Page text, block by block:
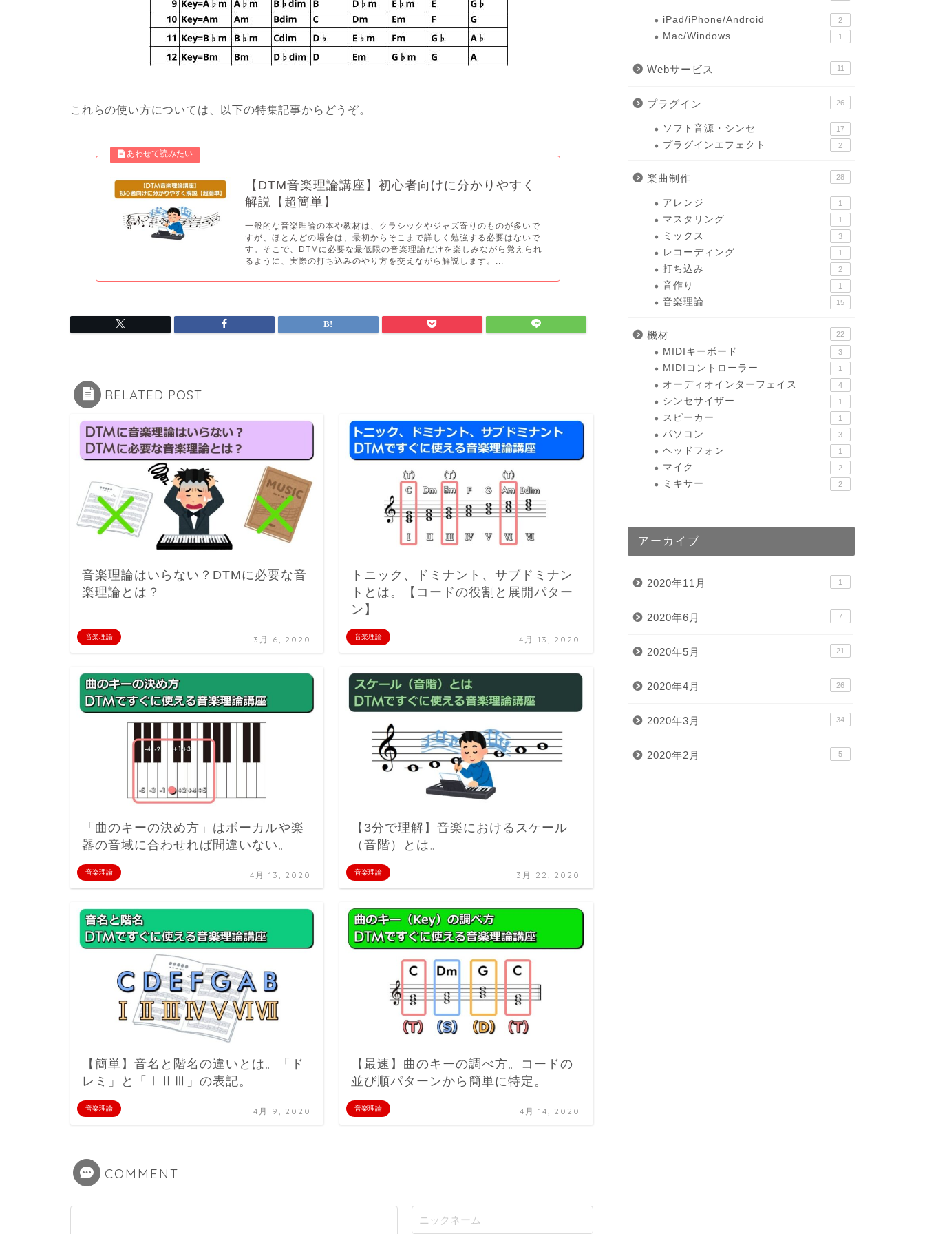
これらの使い方については、以下の特集記事からどうぞ。
【DTM音楽理論講座】初心者向けに分かりやすく
解説【超簡単】
一般的な音楽理論の本や教材は、クラシックやジャズ寄りのものが多いで
すが、ほとんどの場合は、最初からそこまで詳しく勉強する必要はないで
す。そこで、DTMに必要な最低限の音楽理論だけを楽しみながら覚えられ
るように、実際の打ち込みのやり方を交えながら解説します。...
RELATED POST
音楽理論
音楽理論はいらない？DTMに必要な音
楽理論とは？
3月 6, 2020 音楽理論
トニック、ドミナント、サブドミナン
トとは。【コードの役割と展開パター
ン】
4月 13, 2020
音楽理論
「曲のキーの決め方」はボーカルや楽
器の音域に合わせれば間違いない。
4月 13, 2020 音楽理論
【3分で理解】音楽におけるスケール
（音階）とは。
3月 22, 2020
音楽理論
【簡単】音名と階名の違いとは。「ド
レミ」と「ⅠⅡⅢ」の表記。
4月 9, 2020 音楽理論
【最速】曲のキーの調べ方。コードの
並び順パターンから簡単に特定。
4月 14, 2020
COMMENT
iPad/iPhone/Android 2
Mac/Windows 1
Webサービス 11
プラグイン 26
ソフト音源・シンセ 17
プラグインエフェクト 2
楽曲制作 28
アレンジ 1
マスタリング 1
ミックス 3
レコーディング 1
打ち込み 2
音作り 1
音楽理論 15
機材 22
MIDIキーボード 3
MIDIコントローラー 1
オーディオインターフェイス 4
シンセサイザー 1
スピーカー 1
パソコン 3
ヘッドフォン 1
マイク 2
ミキサー 2
アーカイブ
2020年11月 1
2020年6月 7
2020年5月 21
2020年4月 26
2020年3月 34
2020年2月 5